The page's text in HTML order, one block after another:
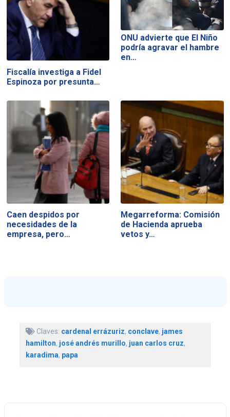
Fiscalía investiga a Fidel
Espinoza por presunta…
ONU advierte que El Niño
podría agravar el hambre
en…
Caen despidos por
necesidades de la
empresa, pero…
Megarreforma: Comisión
de Hacienda aprueba
vetos y…
Claves: cardenal errázuriz, conclave, james
hamilton, josé andrés murillo, juan carlos cruz,
karadima, papa